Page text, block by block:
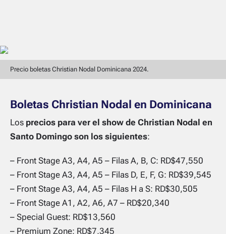
Precio boletas Christian Nodal Dominicana 2024.
Boletas Christian Nodal en Dominicana
Los precios para ver el show de Christian Nodal en
Santo Domingo son los siguientes:
– Front Stage A3, A4, A5 – Filas A, B, C: RD$47,550
– Front Stage A3, A4, A5 – Filas D, E, F, G: RD$39,545
– Front Stage A3, A4, A5 – Filas H a S: RD$30,505
– Front Stage A1, A2, A6, A7 – RD$20,340
– Special Guest: RD$13,560
– Premium Zone: RD$7,345